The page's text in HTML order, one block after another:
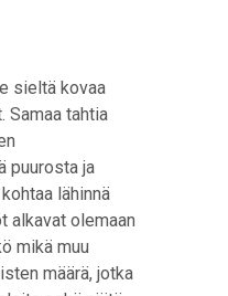
sieltä kovaa
Samaa tahtia
puurosta ja
lähinnä
alkavat olemaan
mikä muu
määrä, jotka